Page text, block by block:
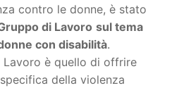
contro le donne, è stato
di Lavoro sul tema
con disabilità.
è quello di offrire
della violenza